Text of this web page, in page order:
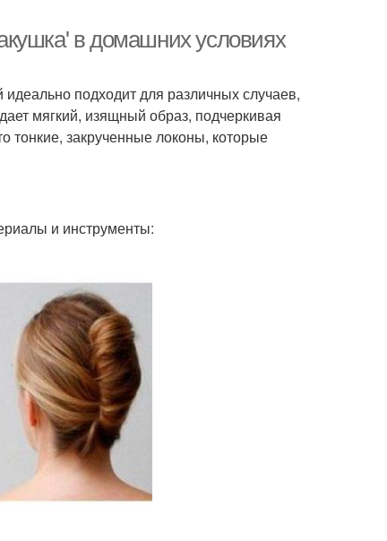
в домашних условиях
подходит для различных случаев,
мягкий, изящный образ, подчеркивая
тонкие, закрученные локоны, которые
и инструменты: